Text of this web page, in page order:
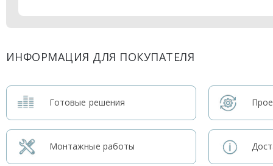
ИНФОРМАЦИЯ ДЛЯ ПОКУПАТЕЛЯ
Готовые решения
Монтажные работы